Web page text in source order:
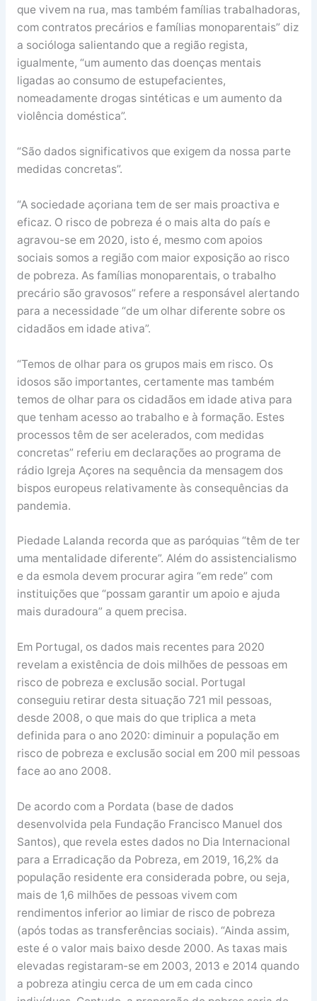
que vivem na rua, mas também famílias trabalhadoras,
com contratos precários e famílias monoparentais” diz
a socióloga salientando que a região regista,
igualmente, “um aumento das doenças mentais
ligadas ao consumo de estupefacientes,
nomeadamente drogas sintéticas e um aumento da
violência doméstica”.
“São dados significativos que exigem da nossa parte
medidas concretas”.
“A sociedade açoriana tem de ser mais proactiva e
eficaz. O risco de pobreza é o mais alta do país e
agravou-se em 2020, isto é, mesmo com apoios
sociais somos a região com maior exposição ao risco
de pobreza. As famílias monoparentais, o trabalho
precário são gravosos” refere a responsável alertando
para a necessidade “de um olhar diferente sobre os
cidadãos em idade ativa”.
“Temos de olhar para os grupos mais em risco. Os
idosos são importantes, certamente mas também
temos de olhar para os cidadãos em idade ativa para
que tenham acesso ao trabalho e à formação. Estes
processos têm de ser acelerados, com medidas
concretas” referiu em declarações ao programa de
rádio Igreja Açores na sequência da mensagem dos
bispos europeus relativamente às consequências da
pandemia.
Piedade Lalanda recorda que as paróquias “têm de ter
uma mentalidade diferente”. Além do assistencialismo
e da esmola devem procurar agira “em rede” com
instituições que “possam garantir um apoio e ajuda
mais duradoura” a quem precisa.
Em Portugal, os dados mais recentes para 2020
revelam a existência de dois milhões de pessoas em
risco de pobreza e exclusão social. Portugal
conseguiu retirar desta situação 721 mil pessoas,
desde 2008, o que mais do que triplica a meta
definida para o ano 2020: diminuir a população em
risco de pobreza e exclusão social em 200 mil pessoas
face ao ano 2008.
De acordo com a Pordata (base de dados
desenvolvida pela Fundação Francisco Manuel dos
Santos), que revela estes dados no Dia Internacional
para a Erradicação da Pobreza, em 2019, 16,2% da
população residente era considerada pobre, ou seja,
mais de 1,6 milhões de pessoas vivem com
rendimentos inferior ao limiar de risco de pobreza
(após todas as transferências sociais). “Ainda assim,
este é o valor mais baixo desde 2000. As taxas mais
elevadas registaram-se em 2003, 2013 e 2014 quando
a pobreza atingiu cerca de um em cada cinco